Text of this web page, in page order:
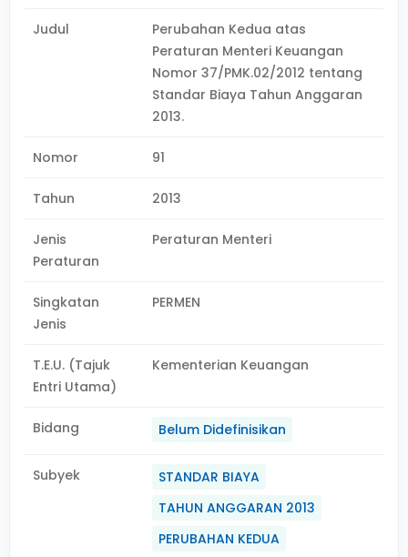
Judul
Perubahan Kedua atas
Peraturan Menteri Keuangan
Nomor 37/PMK.02/2012 tentang
Standar Biaya Tahun Anggaran
2013.
Nomor 91
Tahun 2013
Jenis
Peraturan
Peraturan Menteri
Singkatan
Jenis
PERMEN
T.E.U. (Tajuk
Entri Utama)
Kementerian Keuangan
Bidang Belum Didefinisikan
Subyek
STANDAR BIAYA
TAHUN ANGGARAN 2013
PERUBAHAN KEDUA